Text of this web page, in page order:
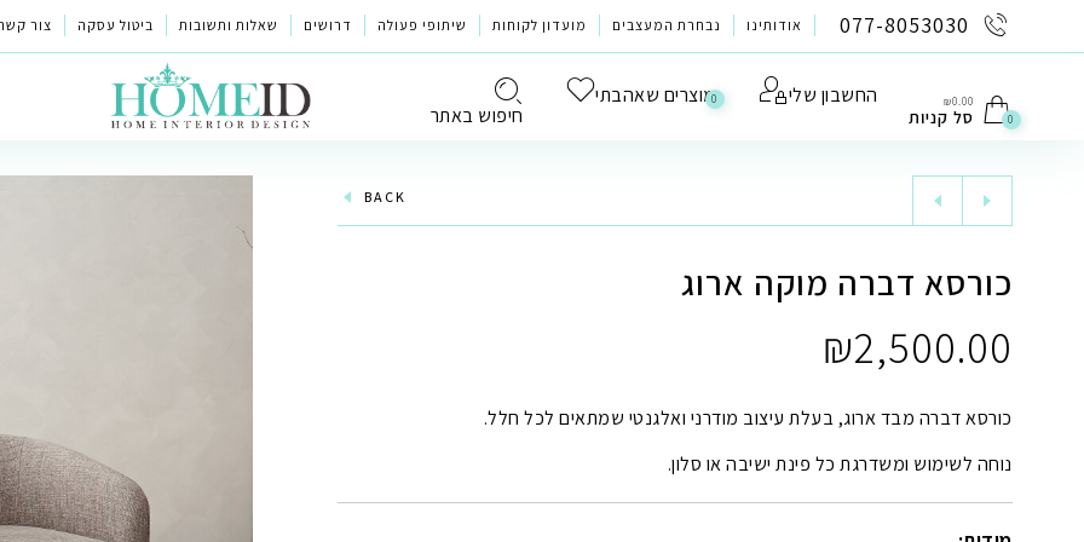
077-8053030 אודותינו נבחרת המעצבים מועדון לקוחות שיתופי פעולה דרושים שאלות ותשובות ביטול עסקה צור
חיפוש באתר
0מוצרים שאהבתי החשבון שלי ₪0.00
סל קניות 0
BACK
כורסא דברה מוקה ארוג
₪2,500.00
כורסא דברה מבד ארוג, בעלת עיצוב מודרני ואלגנטי שמתאים לכל חלל.
נוחה לשימוש ומשדרגת כל פינת ישיבה או סלון.